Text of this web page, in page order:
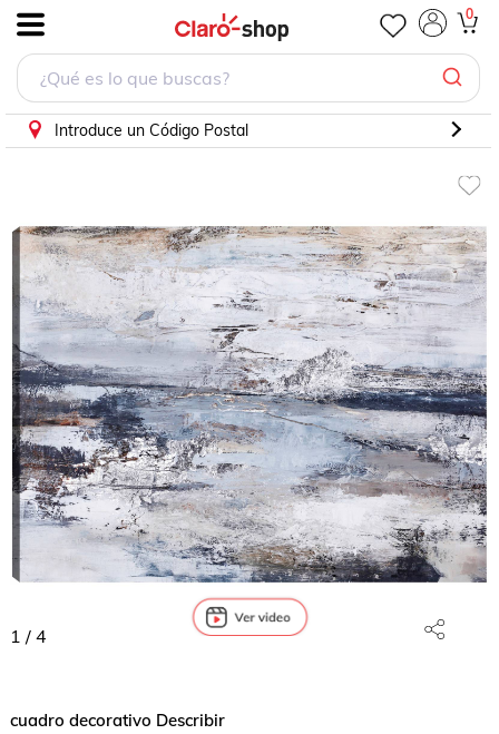
0
Introduce un Código Postal
1 / 4
cuadro decorativo Describir
cuadro decorativo Describir